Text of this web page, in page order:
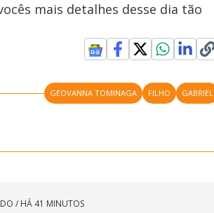
mais detalhes desse dia tão
GEOVANNA TOMINAGA FILHO GABRIEL
/ HÁ 41 MINUTOS